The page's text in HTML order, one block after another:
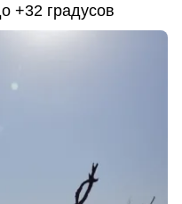
+32 градусов